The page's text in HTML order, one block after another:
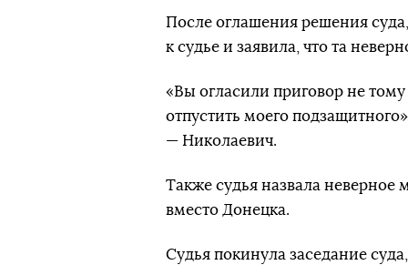
После оглашения решения
к судье и заявила, что та
«Вы огласили приговор не
отпустить моего
— Николаевич.
Также судья назвала
вместо Донецка.
Судья покинула заседание